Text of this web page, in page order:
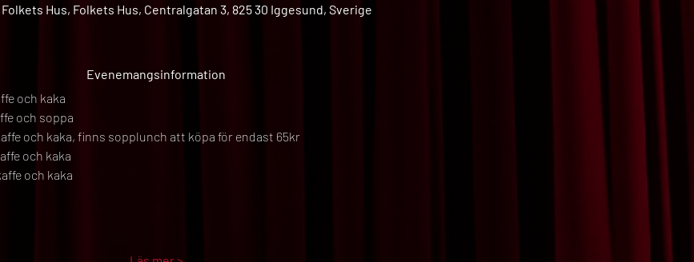
Hus, Folkets Hus, Centralgatan 3, 825 30 Iggesund, Sverige
Evenemangsinformation
och kaka
och soppa
och kaka, finns sopplunch att köpa för endast 65kr
och kaka
och kaka